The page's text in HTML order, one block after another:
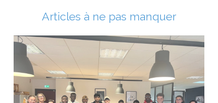
Articles à ne pas manquer